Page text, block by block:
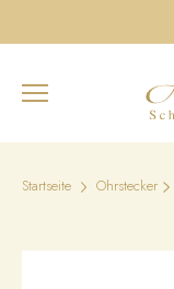
Startseite Ohrstecker